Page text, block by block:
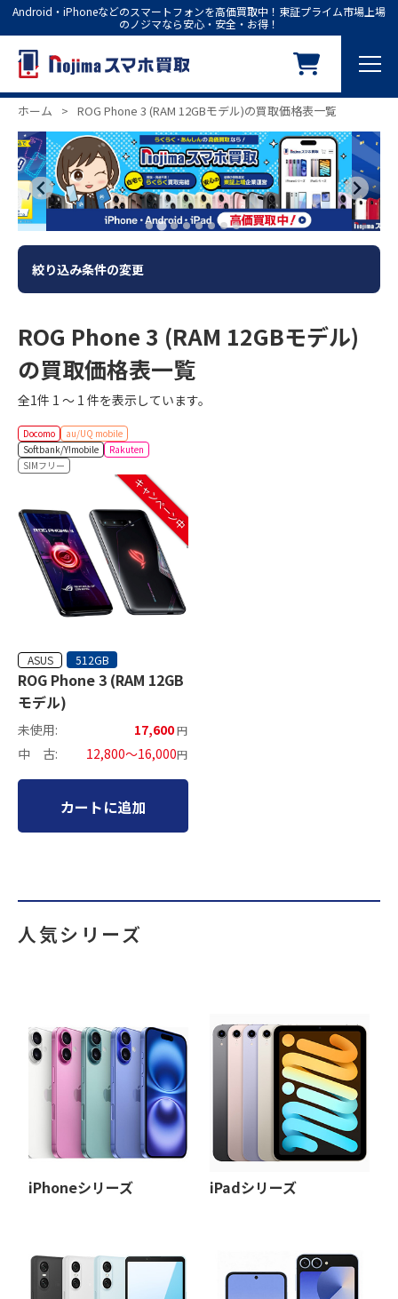
Android・iPhoneなどのスマートフォンを高価買取中！東証プライム市場上場
のノジマなら安心・安全・お得！
ホーム > ROG Phone 3 (RAM 12GBモデル)の買取価格表一覧
絞り込み条件の変更
ROG Phone 3 (RAM 12GBモデル)
の買取価格表一覧
全1件 1 ～ 1 件を表示しています。
Docomo
au/UQ mobile
Softbank/Y!mobile
Rakuten
SIMフリー
キャンペーン中
ASUS 512GB
ROG Phone 3 (RAM 12GB
モデル)
未使用: 17,600円
中 古: 12,800～16,000円
カートに追加
人気シリーズ
iPhoneシリーズ iPadシリーズ